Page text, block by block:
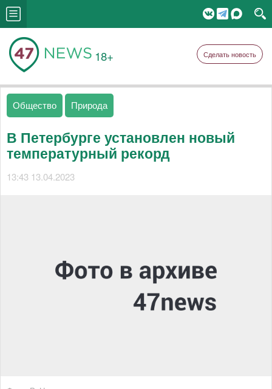
18+ Сделать новость
Общество Природа
В Петербурге установлен новый
температурный рекорд
13:43 13.04.2023